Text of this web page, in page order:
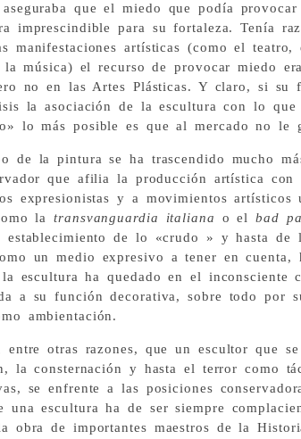
que el miedo que podía provocar
imprescindible para su fortaleza. Tenía
manifestaciones artísticas (como el
música) el recurso de provocar miedo
no en las Artes Plásticas. Y claro, si su
la asociación de la escultura con lo que
lo más posible es que al mercado no le
de la pintura se ha trascendido mucho
que afilia la producción artística con
expresionistas y a movimientos artísticos
latransvanguardia italiana o elbad
establecimiento de lo «crudo » y hasta de
un medio expresivo a tener en cuenta,
escultura ha quedado en el inconsciente
a su función decorativa, sobre todo por
ambientación.
entre otras razones, que un escultor que
la consternación y hasta el terror como
se enfrente a las posiciones
una escultura ha de ser siempre
obra de importantes maestros de la